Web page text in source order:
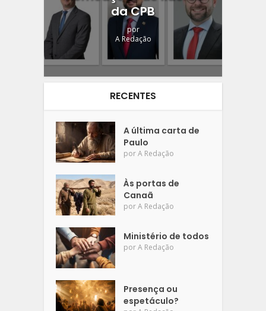
da CPB
por
A Redação
RECENTES
A última carta de
Paulo
porA Redação
Às portas de
Canaã
porA Redação
Ministério de todos
porA Redação
Presença ou
espetáculo?